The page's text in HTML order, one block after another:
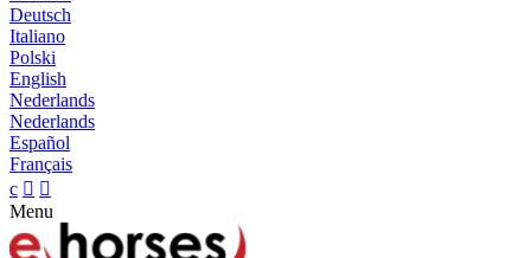
Deutsch
Italiano
Polski
English
Nederlands
Nederlands
Español
Français
c  
Menu